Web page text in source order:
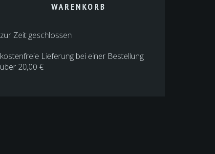
WARENKORB
zur Zeit geschlossen
kostenfreie Lieferung bei einer Bestellung
über 20,00 €